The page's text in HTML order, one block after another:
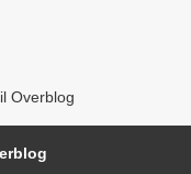
Overblog